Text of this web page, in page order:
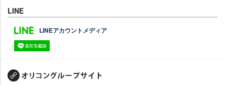
LINE
LINEアカウントメディア